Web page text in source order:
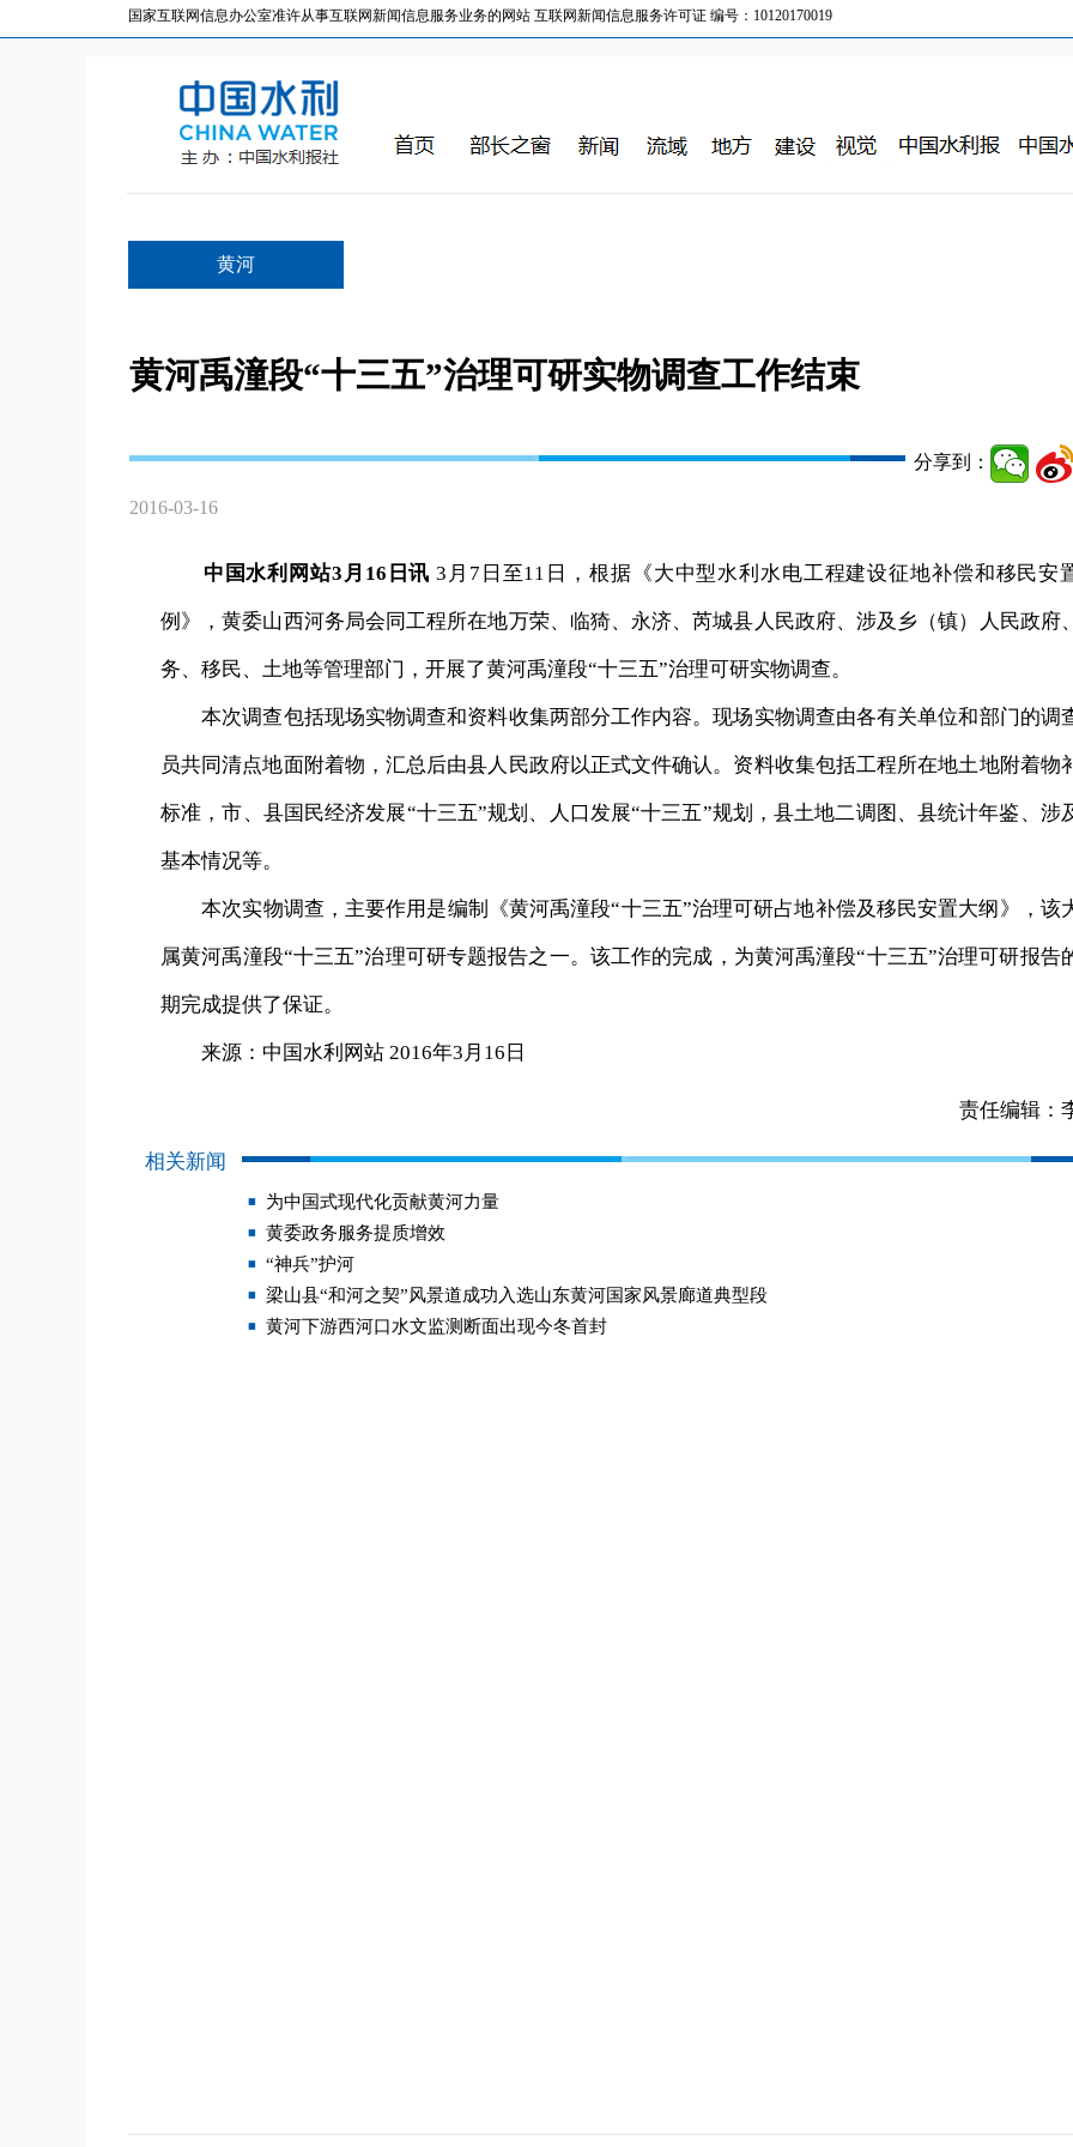
国家互联网信息办公室准许从事互联网新闻信息服务业务的网站 互联网新闻信息服务许可证 编号：10120170019
黄河
黄河禹潼段“十三五”治理可研实物调查工作结束
分享到：
2016-03-16
中国水利网站3月16日讯 3月7日至11日，根据《大中型水利水电工程建设征地补偿和移民安
例》，黄委山西河务局会同工程所在地万荣、临猗、永济、芮城县人民政府、涉及乡（镇）人民政府
务、移民、土地等管理部门，开展了黄河禹潼段“十三五”治理可研实物调查。
本次调查包括现场实物调查和资料收集两部分工作内容。现场实物调查由各有关单位和部门的调
员共同清点地面附着物，汇总后由县人民政府以正式文件确认。资料收集包括工程所在地土地附着物
标准，市、县国民经济发展“十三五”规划、人口发展“十三五”规划，县土地二调图、县统计年鉴、涉
基本情况等。
本次实物调查，主要作用是编制《黄河禹潼段“十三五”治理可研占地补偿及移民安置大纲》，该
属黄河禹潼段“十三五”治理可研专题报告之一。该工作的完成，为黄河禹潼段“十三五”治理可研报告
期完成提供了保证。
来源：中国水利网站 2016年3月16日
责任编辑：
相关新闻
为中国式现代化贡献黄河力量
黄委政务服务提质增效
“神兵”护河
梁山县“和河之契”风景道成功入选山东黄河国家风景廊道典型段
黄河下游西河口水文监测断面出现今冬首封